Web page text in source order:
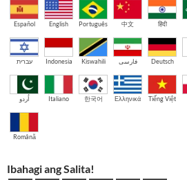
Español English Português 中文 हिंदी
עברית Indonesia Kiswahili فارسی Deutsch
اُردو Italiano 한국어 Ελληνικά Tiếng Việt
Română
Ibahagi ang Salita!